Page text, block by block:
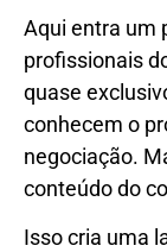
Aqui entra um
profissionais
quase
conhecem o
negociação.
conteúdo do
Isso cria uma